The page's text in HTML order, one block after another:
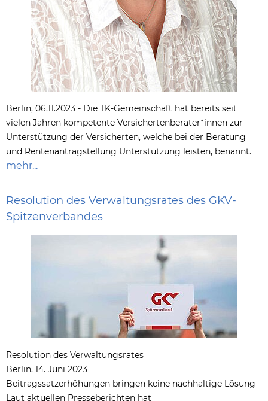
Berlin, 06.11.2023 - Die TK-Gemeinschaft hat bereits seit
vielen Jahren kompetente Versichertenberater*innen zur
Unterstützung der Versicherten, welche bei der Beratung
und Rentenantragstellung Unterstützung leisten, benannt.
mehr...
Resolution des Verwaltungsrates des GKV-
Spitzenverbandes
Resolution des Verwaltungsrates
Berlin, 14. Juni 2023
Beitragssatzerhöhungen bringen keine nachhaltige Lösung
Laut aktuellen Presseberichten hat